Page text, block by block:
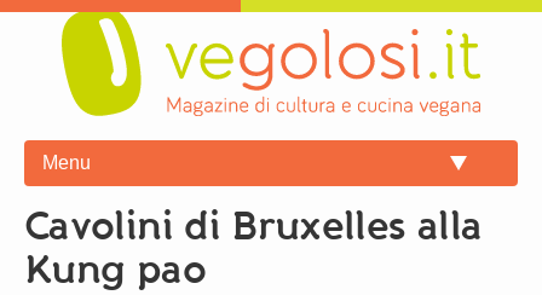
Menu
Cavolini di Bruxelles alla
Kung pao